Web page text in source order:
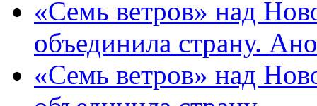
«Семь ветров» над
объединила страну.
«Семь ветров» над